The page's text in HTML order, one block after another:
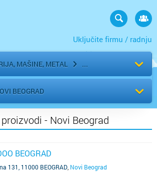
Uključite firmu / radnju
MAŠINE, METAL
BEOGRAD
- Novi Beograd
BEOGRAD
131, 11000 BEOGRAD Novi Beograd